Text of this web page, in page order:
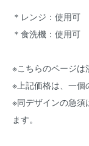
＊レンジ：使用可
＊食洗機：使用可
※こちらのページは
※上記価格は、一個
※同デザインの急須
ます。